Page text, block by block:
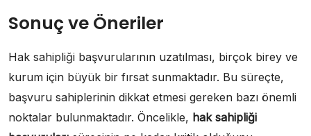
Sonuç ve Öneriler
Hak sahipliği başvurularının uzatılması, birçok birey ve
kurum için büyük bir fırsat sunmaktadır. Bu süreçte,
başvuru sahiplerinin dikkat etmesi gereken bazı önemli
noktalar bulunmaktadır. Öncelikle, hak sahipliği